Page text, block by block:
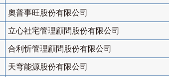
奧普事旺股份有限公司
立心社宅管理顧問股份有限公司
合利忻管理顧問股份有限公司
天穹能源股份有限公司